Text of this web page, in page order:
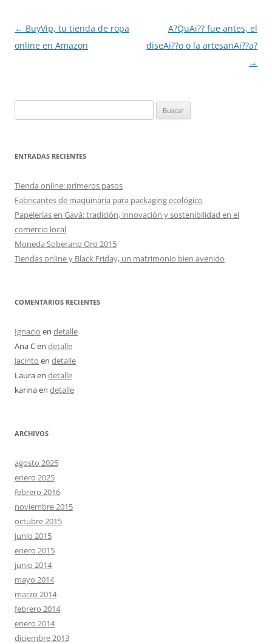
Navegación
de
← BuyVip, tu tienda de ropa
online en Amazon
A?QuAi?? fue antes, el
diseAi??o o la artesanAi??a?
→
ENTRADAS RECIENTES
Tienda online: primeros pasos
Fabricantes de maquinaria para packaging ecológico
Papelerías en Gavà: tradición, innovación y sostenibilidad en el
comercio local
Moneda Soberano Oro 2015
Tiendas online y Black Friday, un matrimonio bien avenido
COMENTARIOS RECIENTES
Ignacio en detalle
Ana Cen detalle
Jacinto en detalle
Lauraen detalle
karinaen detalle
ARCHIVOS
agosto 2025
enero 2025
febrero 2016
noviembre 2015
octubre 2015
junio 2015
enero 2015
junio 2014
mayo 2014
marzo 2014
febrero 2014
enero 2014
diciembre 2013